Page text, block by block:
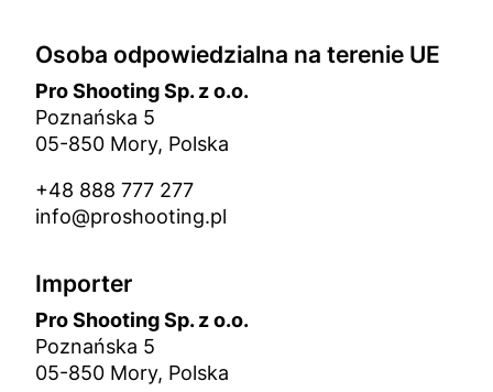
Osoba odpowiedzialna na terenie UE
Pro Shooting Sp. z o.o.
Poznańska 5
05-850 Mory, Polska
+48 888 777 277
info@proshooting.pl
Importer
Pro Shooting Sp. z o.o.
Poznańska 5
05-850 Mory, Polska